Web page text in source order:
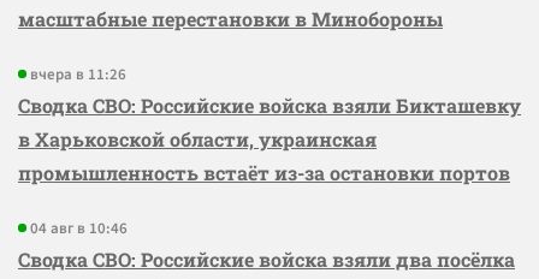
масштабные перестановки в Минобороны
вчера в 11:26
Сводка СВО: Российские войска взяли Бикташевку
в Харьковской области, украинская
промышленность встаёт из-за остановки портов
04 авг в 10:46
Сводка СВО: Российские войска взяли два посёлка